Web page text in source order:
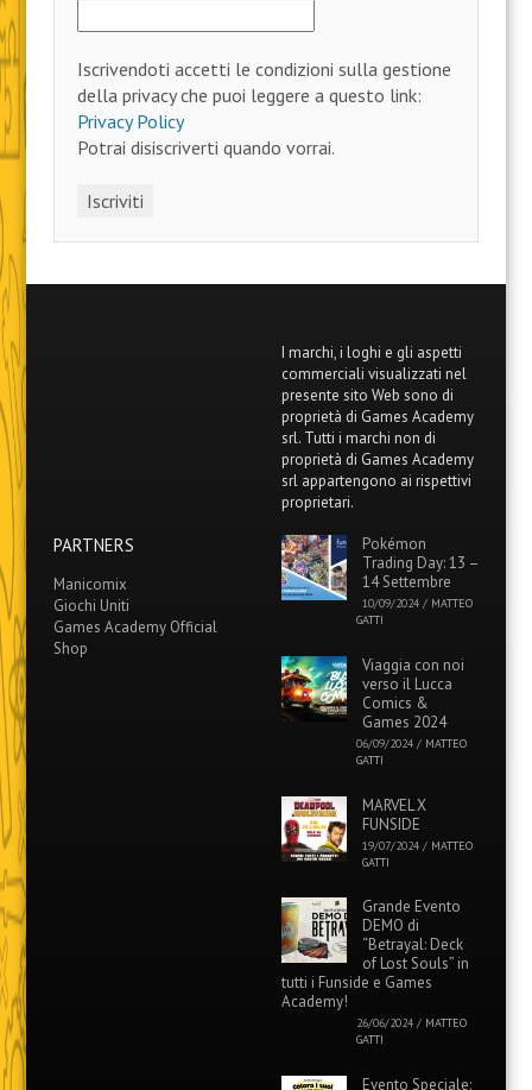
Iscrivendoti accetti le condizioni sulla gestione
della privacy che puoi leggere a questo link:
Privacy Policy
Potrai disiscriverti quando vorrai.
I marchi, i loghi e gli aspetti
commerciali visualizzati nel
presente sito Web sono di
proprietà di Games Academy
srl. Tutti i marchi non di
proprietà di Games Academy
srl appartengono ai rispettivi
proprietari.
PARTNERS
Manicomix
Giochi Uniti
Games Academy Official
Shop
Pokémon
Trading Day: 13 –
14 Settembre
10/09/2024 / MATTEO
GATTI
Viaggia con noi
verso il Lucca
Comics &
Games 2024
06/09/2024 / MATTEO
GATTI
MARVEL X
FUNSIDE
19/07/2024 / MATTEO
GATTI
Grande Evento
DEMO di
“Betrayal: Deck
of Lost Souls” in
tutti i Funside e Games
Academy!
26/06/2024 / MATTEO
GATTI
Evento Speciale: